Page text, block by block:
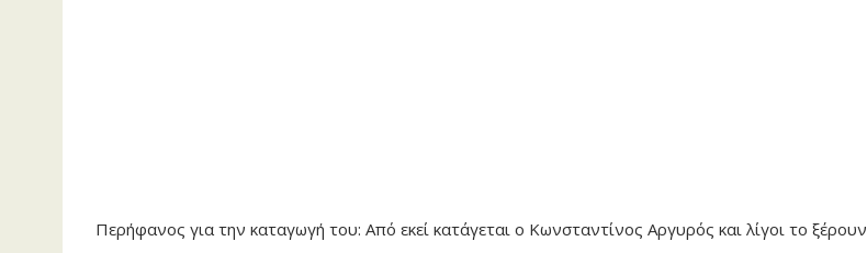
Περήφανος για την καταγωγή του: Από εκεί κατάγεται ο Κωνσταντίνος Αργυρός και λίγοι το ξέρουν